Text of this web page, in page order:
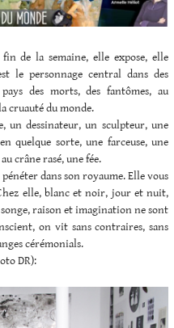
de la semaine, elle expose, elle
le personnage central dans des
des morts, des fantômes, au
cruauté du monde.
un dessinateur, un sculpteur, une
quelque sorte, une farceuse, une
crâne rasé, une fée.
dans son royaume. Elle vous
elle, blanc et noir, jour et nuit,
raison et imagination ne sont
on vit sans contraires, sans
cérémonials.
DR):